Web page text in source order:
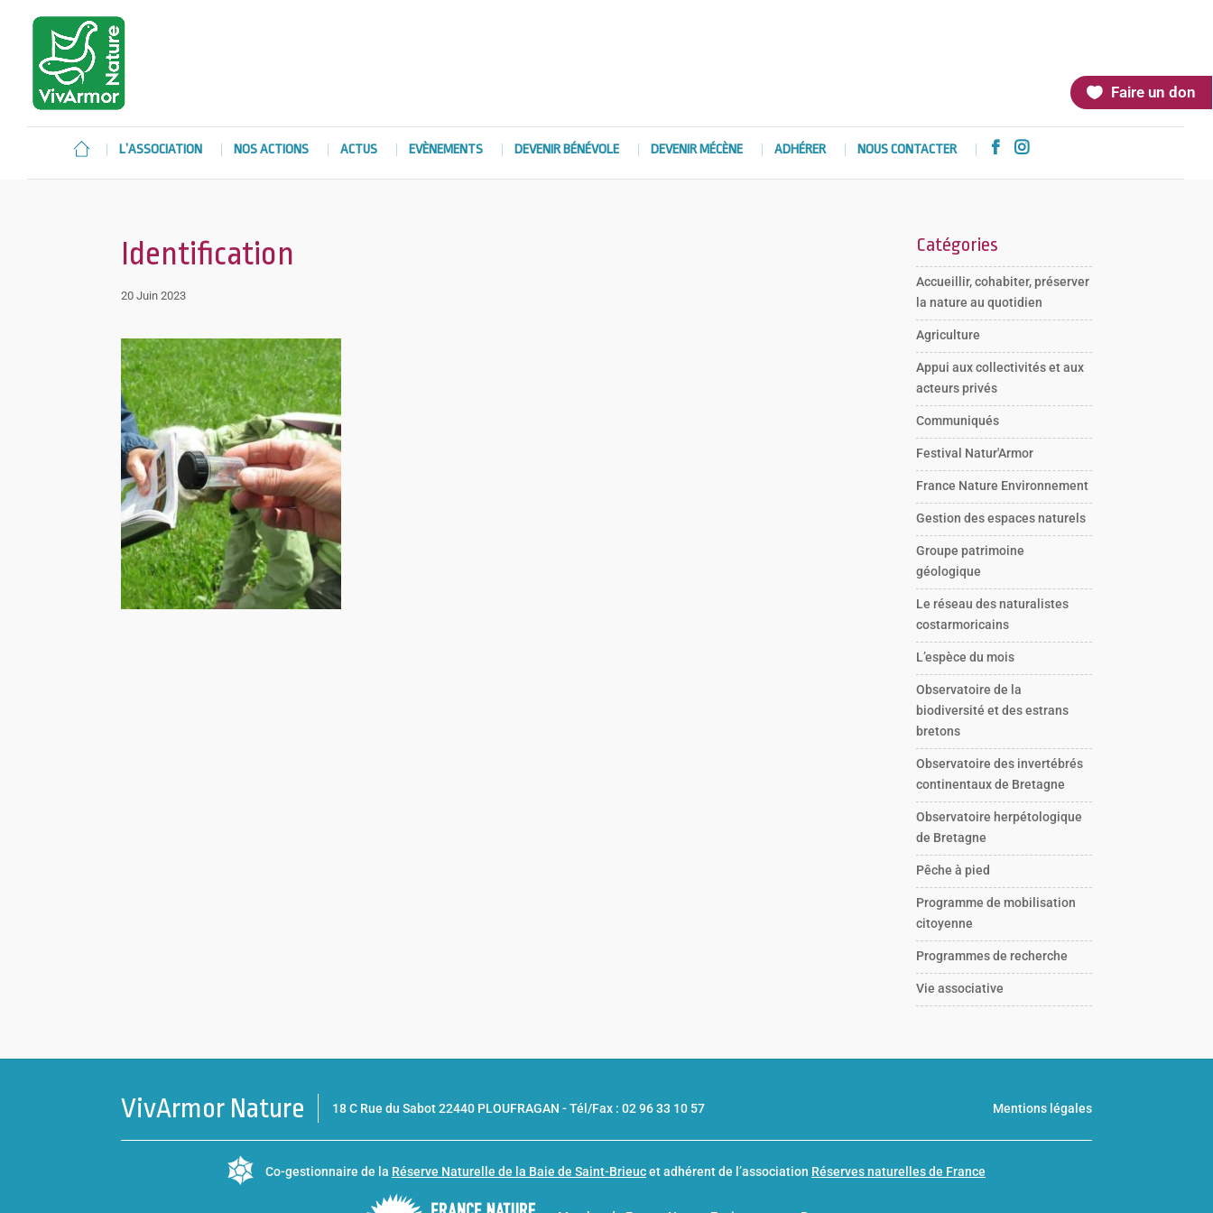
Faire un don
L’ASSOCIATION NOS ACTIONS ACTUS EVÈNEMENTS DEVENIR BÉNÉVOLE DEVENIR MÉCÈNE ADHÉRER NOUS CONTACTER  
Identification
20 Juin 2023
Catégories
Accueillir, cohabiter, préserver
la nature au quotidien
Agriculture
Appui aux collectivités et aux
acteurs privés
Communiqués
Festival Natur'Armor
France Nature Environnement
Gestion des espaces naturels
Groupe patrimoine
géologique
Le réseau des naturalistes
costarmoricains
L’espèce du mois
Observatoire de la
biodiversité et des estrans
bretons
Observatoire des invertébrés
continentaux de Bretagne
Observatoire herpétologique
de Bretagne
Pêche à pied
Programme de mobilisation
citoyenne
Programmes de recherche
Vie associative
VivArmor Nature 18 C Rue du Sabot 22440 PLOUFRAGAN -Tél/Fax : 02 96 33 10 57 Mentions légales
Co-gestionnaire de la Réserve Naturelle de la Baie de Saint-Brieucet adhérent de l’association Réserves naturelles de France